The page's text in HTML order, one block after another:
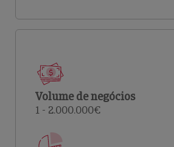
Volume de negócios
1 - 2.000.000€